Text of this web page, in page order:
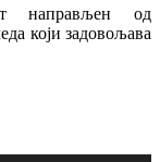
направљен од
који задовољава